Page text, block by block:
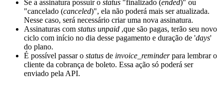
Se a assinatura possuir o status "finalizado (ended)" ou
"cancelado (canceled)", ela não poderá mais ser atualizada.
Nesse caso, será necessário criar uma nova assinatura.
Assinaturas com status unpaid ,que são pagas, terão seu novo
ciclo com início no dia desse pagamento e duração de 'days'
do plano.
É possível passar o status de invoice_reminderpara lembrar o
cliente da cobrança de boleto. Essa ação só poderá ser
enviado pela API.